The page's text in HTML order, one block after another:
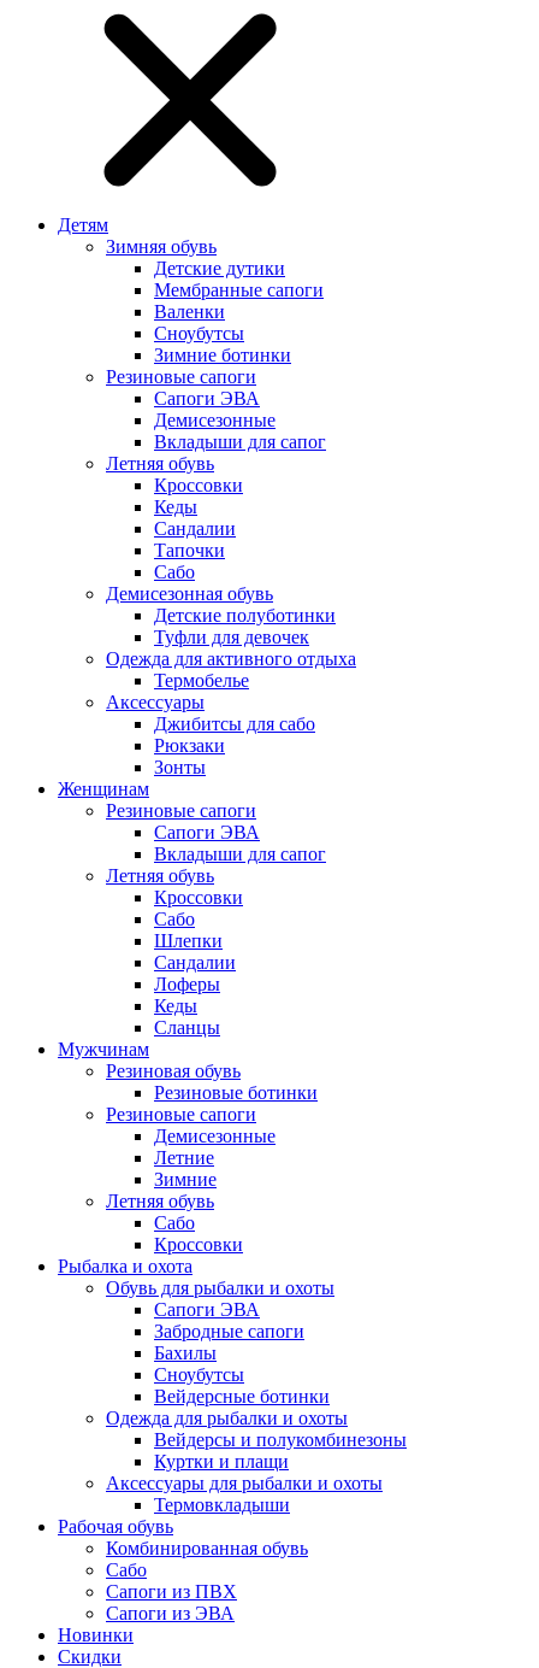
Детям
Зимняя обувь
Детские дутики
Мембранные сапоги
Валенки
Сноубутсы
Зимние ботинки
Резиновые сапоги
Сапоги ЭВА
Демисезонные
Вкладыши для сапог
Летняя обувь
Кроссовки
Кеды
Сандалии
Тапочки
Сабо
Демисезонная обувь
Детские полуботинки
Туфли для девочек
Одежда для активного отдыха
Термобелье
Аксессуары
Джибитсы для сабо
Рюкзаки
Зонты
Женщинам
Резиновые сапоги
Cапоги ЭВА
Вкладыши для сапог
Летняя обувь
Кроссовки
Сабо
Шлепки
Сандалии
Лоферы
Кеды
Сланцы
Мужчинам
Резиновая обувь
Резиновые ботинки
Резиновые сапоги
Демисезонные
Летние
Зимние
Летняя обувь
Сабо
Кроссовки
Рыбалка и охота
Обувь для рыбалки и охоты
Сапоги ЭВА
Забродные сапоги
Бахилы
Сноубутсы
Вейдерсные ботинки
Одежда для рыбалки и охоты
Вейдерсы и полукомбинезоны
Куртки и плащи
Аксессуары для рыбалки и охоты
Термовкладыши
Рабочая обувь
Комбинированная обувь
Сабо
Сапоги из ПВХ
Сапоги из ЭВА
Новинки
Скидки